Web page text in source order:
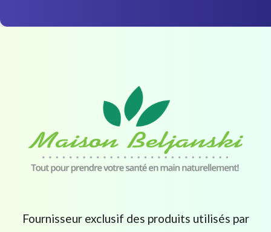
Fournisseur exclusif des produits utilisés par